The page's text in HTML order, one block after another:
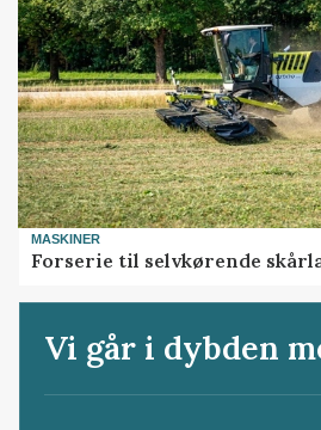
MASKINER
Forserie til selvkørende
Vi går i dybden